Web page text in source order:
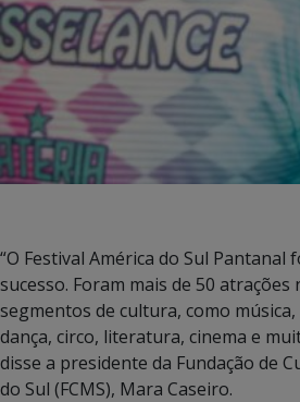
“O Festival América do Sul Pantanal
sucesso. Foram mais de 50 atrações
segmentos de cultura, como
dança, circo, literatura, cinema e
disse a presidente da Fundação de
do Sul (FCMS), Mara Caseiro.